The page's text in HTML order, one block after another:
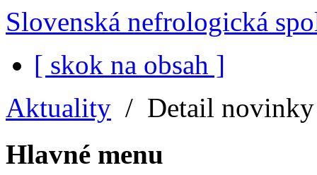
Slovenská nefrologická
[ skok na obsah ]
Aktuality / Detail novinky
Hlavné menu